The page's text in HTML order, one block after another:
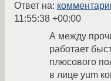
Ответ на:
11:55:38 +00:00
А между
работает
плюсового
в лице yum